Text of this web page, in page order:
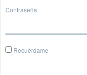
Contraseña
Recuérdame